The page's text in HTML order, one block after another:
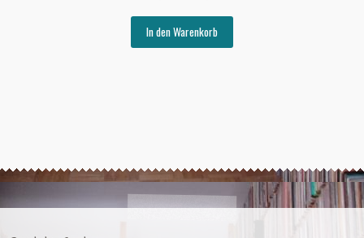
war:
€70,00
€30,00.
In den Warenkorb